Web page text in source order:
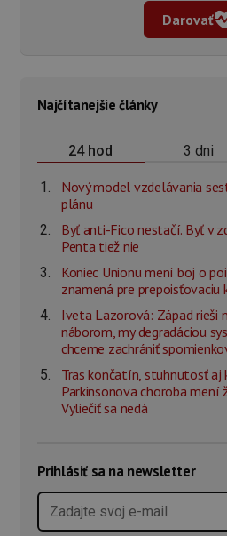
Darovať
Najčítanejšie články
24 hod 3 dni
Nový model vzdelávania
plánu
Byť anti-Fico nestačí. Byť v
Penta tiež nie
Koniec Unionu mení boj o
znamená pre prepoisťovaciu
Iveta Lazorová: Západ rieši
náborom, my degradáciou
chceme zachrániť
Tras končatín, stuhnutosť
Parkinsonova choroba mení
Vyliečiť sa nedá
Prihlásiť sa na newsletter